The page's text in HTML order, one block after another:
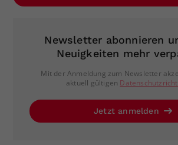
Newsletter abonnieren
Neuigkeiten mehr
Mit der Anmeldung zum Newsletter
aktuell gültigen
Jetzt anmelden